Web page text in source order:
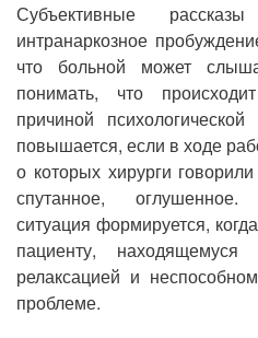
Субъективные
интранаркозное
что больной может
понимать, что
причиной
повышается, если в ходе
о которых хирурги
спутанное,
ситуация формируется,
пациенту, находящемуся
релаксацией и
проблеме.